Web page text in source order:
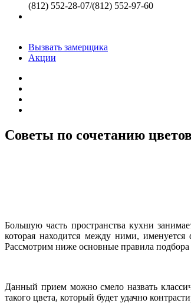
(812) 552-28-07/(812) 552-97-60
Вызвать замерщика
Акции
Советы по сочетанию
Большую часть пространства кухни
которая находится между ними,
Рассмотрим ниже основные правила
Данный прием можно смело назвать
такого цвета, который будет удачно